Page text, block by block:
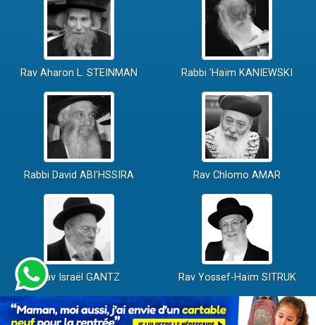
Rav Aharon L. STEINMAN Rabbi 'Haïm KANIEWSKI
Rabbi David ABI'HSSIRA Rav Chlomo AMAR
Rav Israël GANTZ Rav Yossef-Haïm SITRUK